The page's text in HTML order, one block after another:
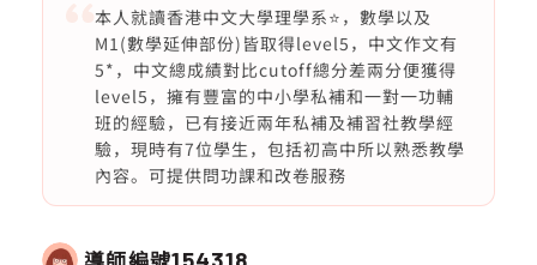
本人就讀香港中文大學理學系⭐️，數學以及
M1(數學延伸部份)皆取得level5，中文作文有
5*，中文總成績對比cutoff總分差兩分便獲得
level5，擁有豐富的中小學私補和一對一功輔
班的經驗，已有接近兩年私補及補習社教學經
驗，現時有7位學生，包括初高中所以熟悉教學
內容。可提供問功課和改卷服務